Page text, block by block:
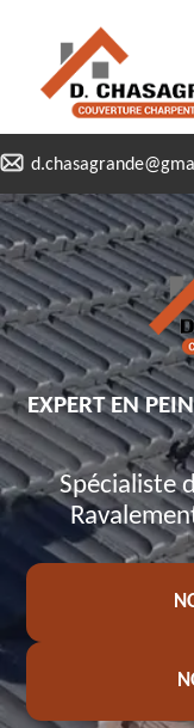
EXPERT EN
Spécialiste